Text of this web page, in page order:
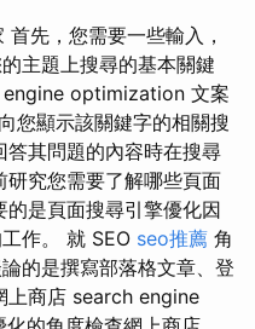
先，您需要一些輸入，
主題上搜尋的基本關鍵
engine optimization 文案
您顯示該關鍵字的相關搜
其問題的內容時在搜尋
究您需要了解哪些頁面
是頁面搜尋引擎優化因
作。 就 SEO seo推薦 角
的是撰寫部落格文章、登
上商店 search engine